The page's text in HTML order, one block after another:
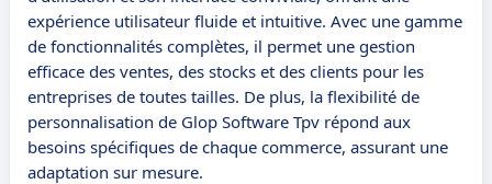
expérience utilisateur fluide et intuitive. Avec une gamme
de fonctionnalités complètes, il permet une gestion
efficace des ventes, des stocks et des clients pour les
entreprises de toutes tailles. De plus, la flexibilité de
personnalisation de Glop Software Tpv répond aux
besoins spécifiques de chaque commerce, assurant une
adaptation sur mesure.